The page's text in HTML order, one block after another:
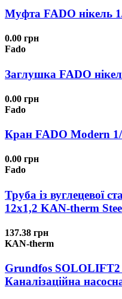
Муфта FADO нікель
0.00 грн
Fado
Заглушка FADO
0.00 грн
Fado
Кран FADO Modern
0.00 грн
Fado
Труба із вуглецевої
12x1,2 KAN-therm
137.38 грн
KAN-therm
Grundfos SOLOLIFT2
Каналізаційна